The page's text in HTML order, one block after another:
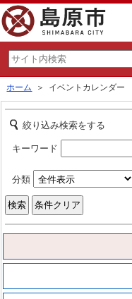
ホーム ＞ イベントカレンダー
絞り込み検索をする
キーワード
分類